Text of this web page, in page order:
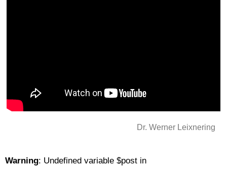
Dr. Werner Leixnering
Warning: Undefined variable $post in